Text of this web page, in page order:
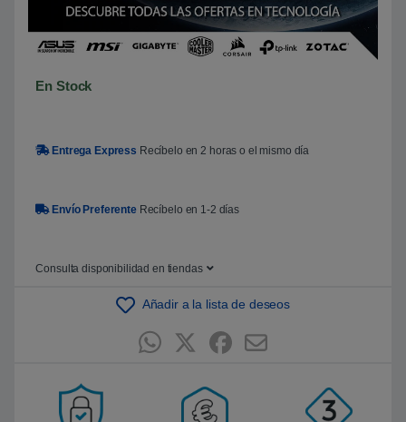
En Stock
Entrega Express Recíbelo en 2 horas o el mismo día
Envío Preferente Recíbelo en 1-2 días
Consulta disponibilidad en tiendas
Añadir a la lista de deseos